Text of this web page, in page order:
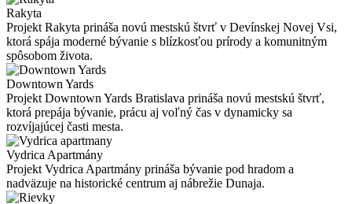
Rakyta
Projekt Rakyta prináša novú mestskú štvrť v Devínskej Novej Vsi,
ktorá spája moderné bývanie s blízkosťou prírody a komunitným
spôsobom života.
Downtown Yards
Projekt Downtown Yards Bratislava prináša novú mestskú štvrť,
ktorá prepája bývanie, prácu aj voľný čas v dynamicky sa
rozvíjajúcej časti mesta.
Vydrica Apartmány
Projekt Vydrica Apartmány prináša bývanie pod hradom a
nadväzuje na historické centrum aj nábrežie Dunaja.